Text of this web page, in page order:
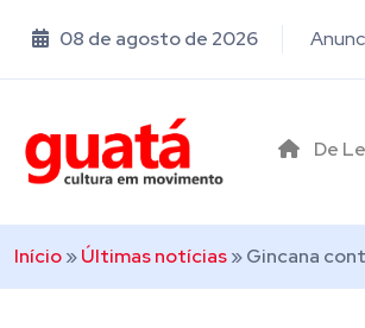
08 de agosto de 2026
De
Início»Últimas notícias»Gincana